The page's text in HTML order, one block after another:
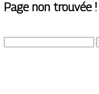
Page non trouvée !